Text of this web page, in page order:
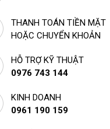
THANH TOÁN TIỀN MẶT
HOẶC CHUYỂN KHOẢN
HỖ TRỢ KỸ THUẬT
0976 743 144
KINH DOANH
0961 190 159